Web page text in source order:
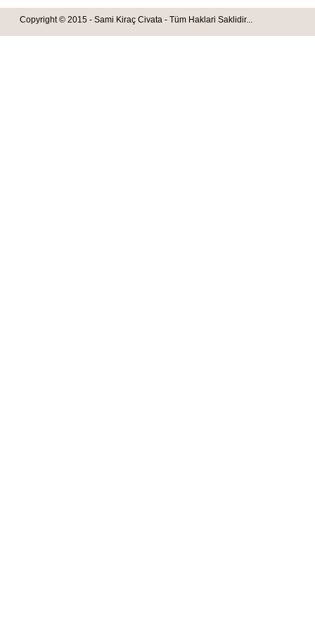
Copyright © 2015 - Sami Kiraç Civata - Tüm Haklari Saklidir...